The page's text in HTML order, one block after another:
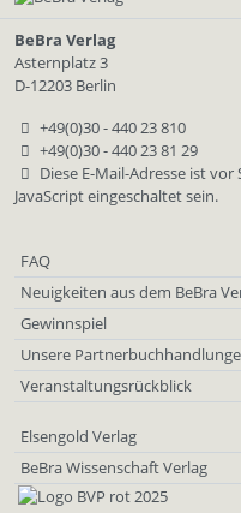
BeBra Verlag
Asternplatz 3
D-12203 Berlin
+49(0)30 - 440 23 810
+49(0)30 - 440 23 81 29
Diese E-Mail-Adresse ist
JavaScript eingeschaltet sein.
FAQ
Neuigkeiten aus dem BeBra
Gewinnspiel
Unsere
Veranstaltungsrückblick
Elsengold Verlag
BeBra Wissenschaft Verlag